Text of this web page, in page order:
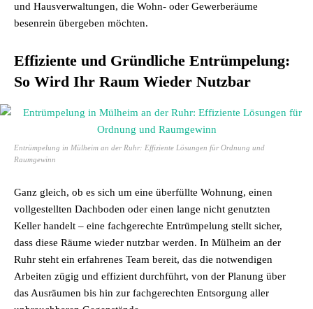
und Hausverwaltungen, die Wohn- oder Gewerberäume
besenrein übergeben möchten.
Effiziente und Gründliche Entrümpelung:
So Wird Ihr Raum Wieder Nutzbar
Entrümpelung in Mülheim an der Ruhr: Effiziente Lösungen für Ordnung und
Raumgewinn
Ganz gleich, ob es sich um eine überfüllte Wohnung, einen
vollgestellten Dachboden oder einen lange nicht genutzten
Keller handelt – eine fachgerechte Entrümpelung stellt sicher,
dass diese Räume wieder nutzbar werden. In Mülheim an der
Ruhr steht ein erfahrenes Team bereit, das die notwendigen
Arbeiten zügig und effizient durchführt, von der Planung über
das Ausräumen bis hin zur fachgerechten Entsorgung aller